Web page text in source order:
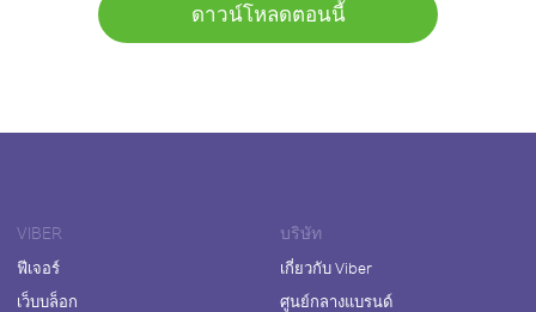
ดาวน์โหลดตอนนี้
VIBER
ฟีเจอร์
เว็บบล็อก
บริษัท
เกี่ยวกับ Viber
ศูนย์กลางแบรนด์